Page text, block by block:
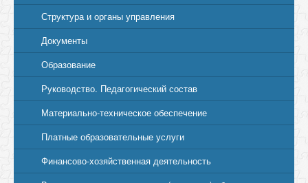
Структура и органы управления
Документы
Образование
Руководство. Педагогический состав
Материально-техническое обеспечение
Платные образовательные услуги
Финансово-хозяйственная деятельность